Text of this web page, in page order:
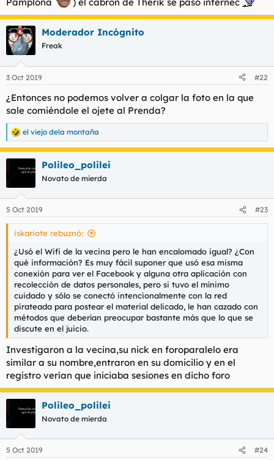
Moderador Incógnito
Freak
3 Oct 2019 #22
¿Entonces no podemos volver a colgar la foto en la que
sale comiéndole el ojete al Prenda?
R
e
a
e
s
el viejo dela montaña
Polileo_polilei
Novato de mierda
5 Oct 2019 #23
iskariote rebuznó:
¿Usó el Wifi de la vecina pero le han encalomado igual? ¿Con
qué información? Es muy fácil suponer que usó esa misma
conexión para ver el Facebook y alguna otra aplicación con
recolección de datos personales, pero si tuvo el mínimo
cuidado y sólo se conectó intencionalmente con la red
pirateada para postear el material delicado, le han cazado con
métodos que deberían preocupar bastante más que lo que se
discute en el juicio.
Investigaron a la vecina,su nick en foroparalelo era
similar a su nombre,entraron en su domicilio y en el
registro verían que iniciaba sesiones en dicho foro
Polileo_polilei
Novato de mierda
5 Oct 2019 #24